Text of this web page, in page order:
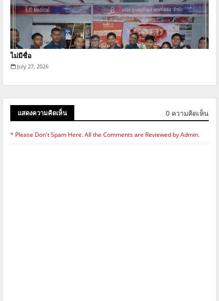
ไม่มีชื่อ
July 27, 2026
แสดงความคิดเห็น 0 ความคิดเห็น
* Please Don't Spam Here. All the Comments are Reviewed by Admin.